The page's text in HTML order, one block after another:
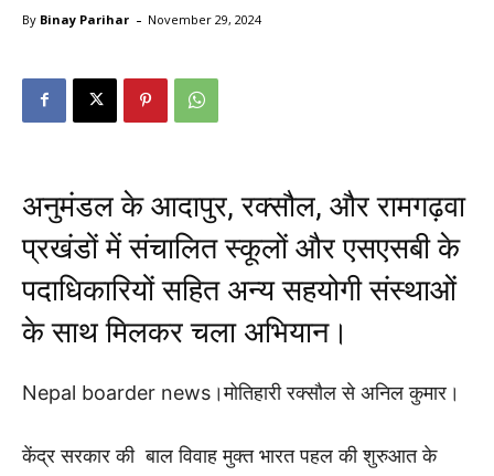
By Binay Parihar - November 29, 2024
अनुमंडल के आदापुर, रक्सौल, और रामगढ़वा
प्रखंडों में संचालित स्कूलों और एसएसबी के
पदाधिकारियों सहित अन्य सहयोगी संस्थाओं
के साथ मिलकर चला अभियान।
Nepal boarder news।मोतिहारी रक्सौल से अनिल कुमार।
केंद्र सरकार की बाल विवाह मुक्त भारत पहल की शुरुआत के